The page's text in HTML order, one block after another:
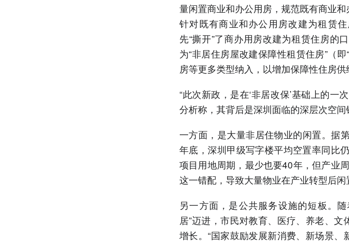
量闲置商业和办公用房，规范既有商业
针对既有商业和办公用房改建为租赁
先“撕开”了商办用房改建为租赁住房的
为“非居住房屋改建保障性租赁住房”（
房等更多类型纳入，以增加保障性住房供
“此次新政，是在‘非居改保’基础上的一
分析称，其背后是深圳面临的深层次空间
一方面，是大量非居住物业的闲置。据
年底，深圳甲级写字楼平均空置率同比
项目用地周期，最少也要40年，但产业
这一错配，导致大量物业在产业转型后闲
另一方面，是公共服务设施的短板。
居”迈进，市民对教育、医疗、养老、
增长。“国家鼓励发展新消费、新场景